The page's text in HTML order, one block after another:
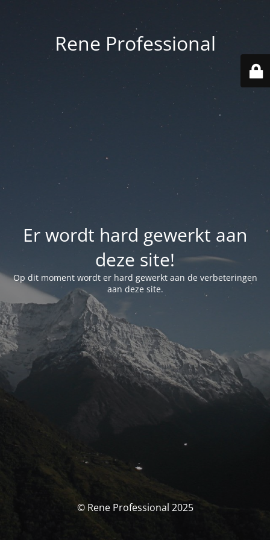
Rene Professional
Er wordt hard gewerkt aan
deze site!
Op dit moment wordt er hard gewerkt aan de verbeteringen
aan deze site.
© Rene Professional 2025